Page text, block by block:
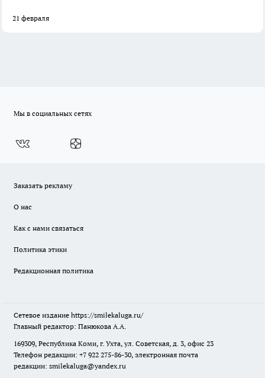
21 февраля
Мы в социальных сетях
Заказать рекламу
О нас
Как с нами связаться
Политика этики
Редакционная политика
Сетевое издание https://smilekaluga.ru/
Главный редактор: Панюкова А.А.
169309, Республика Коми, г. Ухта, ул. Советская, д. 3, офис 23
Телефон редакции: +7 922 275-86-30, электронная почта
редакции: smilekaluga@yandex.ru